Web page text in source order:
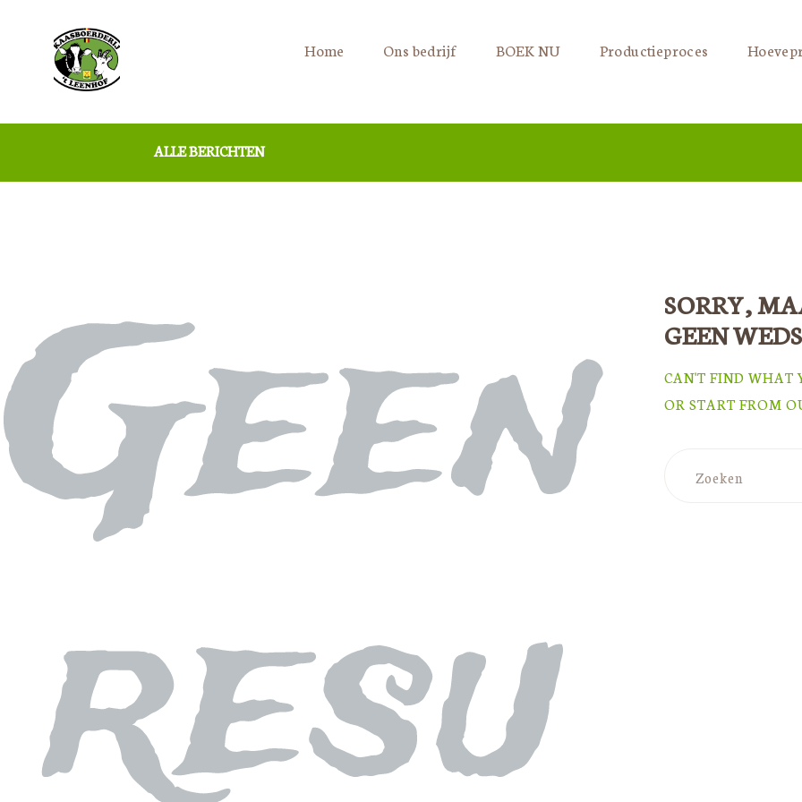
Home Ons bedrijf BOEK NU Productieproces
ALLE BERICHTEN
Geen
resu
SORRY,
GEEN
CAN'T FIND WHAT
OR START FROM